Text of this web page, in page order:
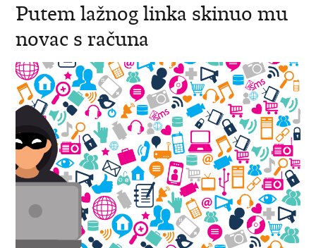
Putem lažnog linka skinuo mu
novac s računa